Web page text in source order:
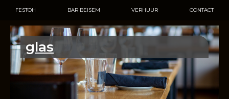
FESTOH BAR BEISEM VERHUUR CONTACT
glas